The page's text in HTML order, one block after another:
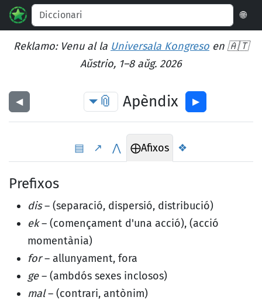
🌐
Reklamo: Venu al la Universala Kongreso en 🇦🇹
Aŭstrio, 1–8 aŭg. 2026
◀︎ 📎 Apèndix ▶︎
▤ ↗ ⋀ ⨁Afixos ❖
Prefixos
dis– (separació, dispersió, distribució)
ek– (començament d'una acció), (acció
momentània)
for– allunyament, fora
ge– (ambdós sexes inclosos)
mal– (contrari, antònim)